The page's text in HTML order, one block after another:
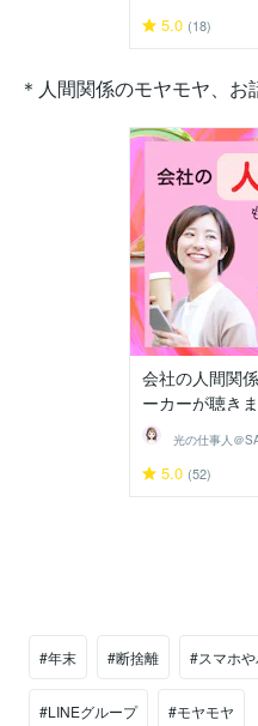
5.0 (18)
＊人間関係のモヤモヤ、
会社の人間関
ーカーが聴き
光の仕事人＠
5.0 (52)
#年末 #断捨離 #スマホ
#LINEグループ #モヤモヤ